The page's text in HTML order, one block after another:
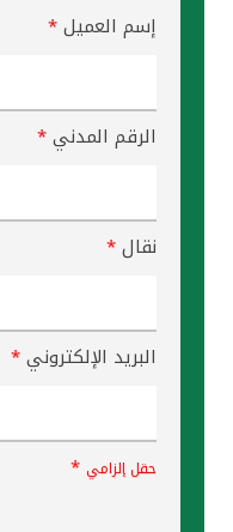
إسم العميل*
الرقم المدني*
نقال*
البريد الإلكتروني*
حقل إلزامي *